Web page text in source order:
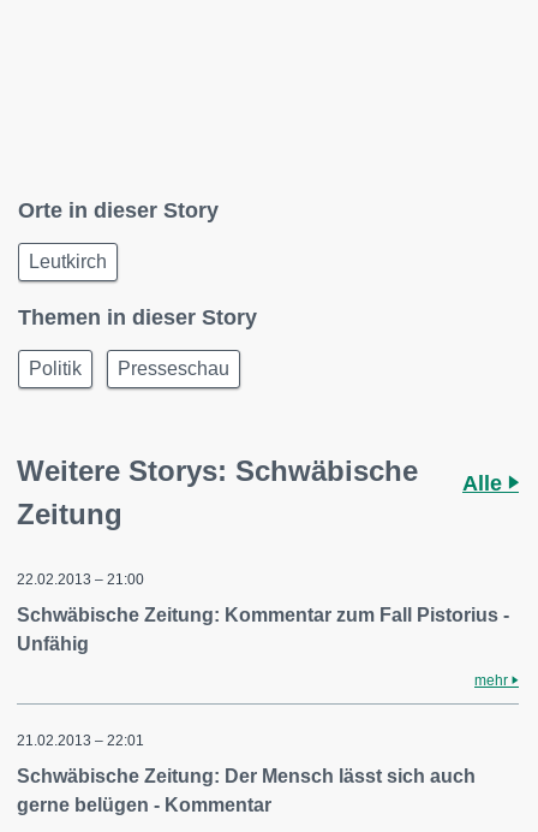
Orte in dieser Story
Leutkirch
Themen in dieser Story
Politik Presseschau
Weitere Storys: Schwäbische
Zeitung
Alle
22.02.2013 – 21:00
Schwäbische Zeitung: Kommentar zum Fall Pistorius -
Unfähig
mehr
21.02.2013 – 22:01
Schwäbische Zeitung: Der Mensch lässt sich auch
gerne belügen - Kommentar